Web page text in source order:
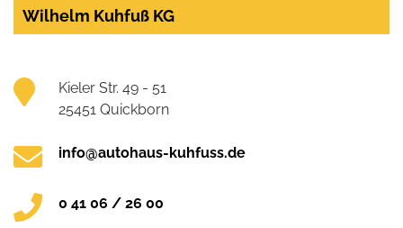
Wilhelm Kuhfuß KG
Kieler Str. 49 - 51
25451 Quickborn
info@autohaus-kuhfuss.de
0 41 06 / 26 00